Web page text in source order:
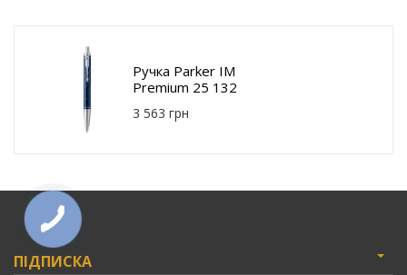
Ручка Parker IM
Premium 25 132
3 563 грн
ПІДПИСКА